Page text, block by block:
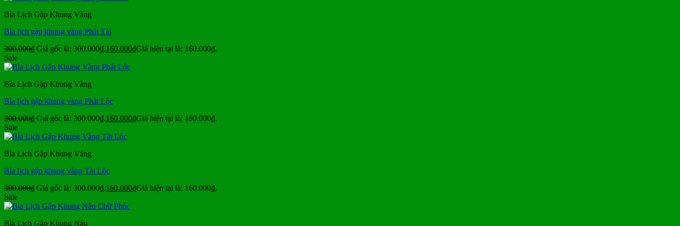
Bìa Lịch Gập Khung Vàng
Bìa lịch gập khung vàng Phát Tài
300.000₫ Giá gốc là: 300.000₫.160.000₫Giá hiện tại là: 160.000₫.
Sale
Bìa Lịch Gập Khung Vàng
Bìa lịch gập khung vàng Phát Lộc
300.000₫ Giá gốc là: 300.000₫.160.000₫Giá hiện tại là: 160.000₫.
Sale
Bìa Lịch Gập Khung Vàng
Bìa lịch gập khung vàng Tài Lộc
300.000₫ Giá gốc là: 300.000₫.160.000₫Giá hiện tại là: 160.000₫.
Sale
Bìa Lịch Gập Khung Nâu